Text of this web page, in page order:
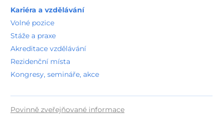
Kariéra a vzdělávání
Volné pozice
Stáže a praxe
Akreditace vzdělávání
Rezidenční místa
Kongresy, semináře, akce
Povinně zveřejňované informace